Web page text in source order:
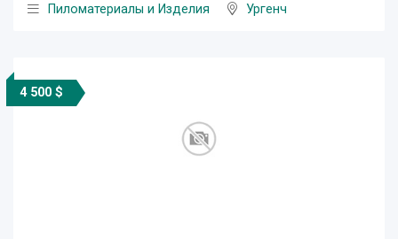
Пиломатериалы и Изделия
Ургенч
4 500 $